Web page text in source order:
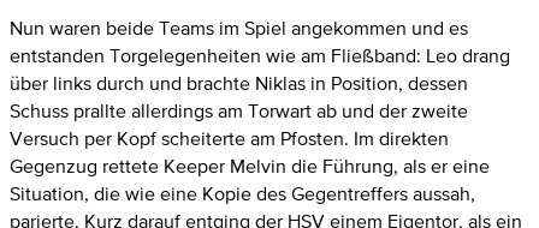
Nun waren beide Teams im Spiel angekommen und es
entstanden Torgelegenheiten wie am Fließband: Leo drang
über links durch und brachte Niklas in Position, dessen
Schuss prallte allerdings am Torwart ab und der zweite
Versuch per Kopf scheiterte am Pfosten. Im direkten
Gegenzug rettete Keeper Melvin die Führung, als er eine
Situation, die wie eine Kopie des Gegentreffers aussah,
parierte. Kurz darauf entging der HSV einem Eigentor, als ein